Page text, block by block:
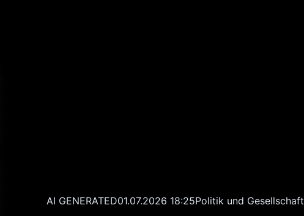
AI GENERATED01.07.2026 18:25Politik und Gesellschaft